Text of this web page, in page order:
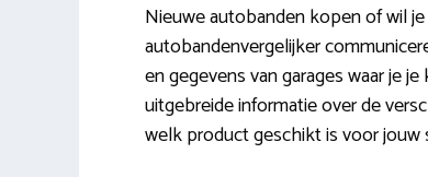
Nieuwe autobanden kopen of wil
autobandenvergelijker
en gegevens van garages waar je
uitgebreide informatie over de
welk product geschikt is voor jouw